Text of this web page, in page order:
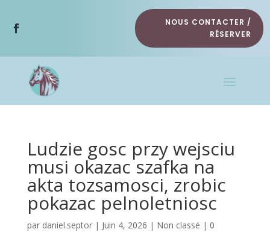
NOUS CONTACTER /
RÉSERVER
Ludzie gosc przy wejsciu
musi okazac szafka na
akta tozsamosci, zrobic
pokazac pelnoletniosc
par daniel.septor| Juin 4, 2026 | Non classé | 0